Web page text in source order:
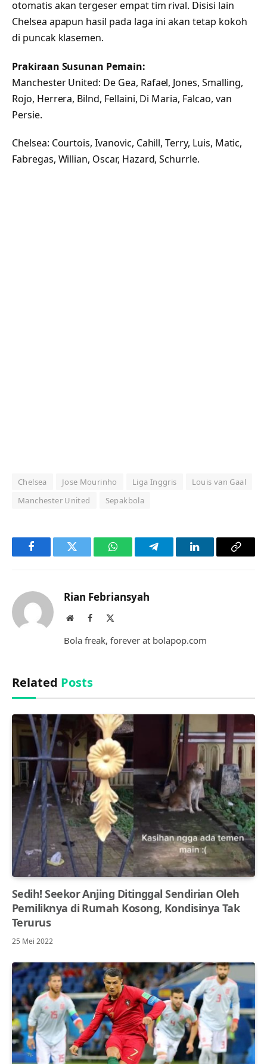
otomatis akan tergeser empat tim rival. Disisi lain
Chelsea apapun hasil pada laga ini akan tetap kokoh
di puncak klasemen.
Prakiraan Susunan Pemain:
Manchester United: De Gea, Rafael, Jones, Smalling,
Rojo, Herrera, Bilnd, Fellaini, Di Maria, Falcao, van
Persie.
Chelsea: Courtois, Ivanovic, Cahill, Terry, Luis, Matic,
Fabregas, Willian, Oscar, Hazard, Schurrle.
Chelsea Jose Mourinho Liga Inggris
Louis van Gaal
Manchester United
Sepakbola
FacebookTwitter WhatsAppTelegramLinkedInCopy
Rian Febriansyah
WebsiteFacebook
Bola freak, forever at bolapop.com
Related Posts
Sedih! Seekor Anjing Ditinggal Sendirian Oleh
Pemiliknya di Rumah Kosong, Kondisinya Tak
Terurus
25 Mei 2022